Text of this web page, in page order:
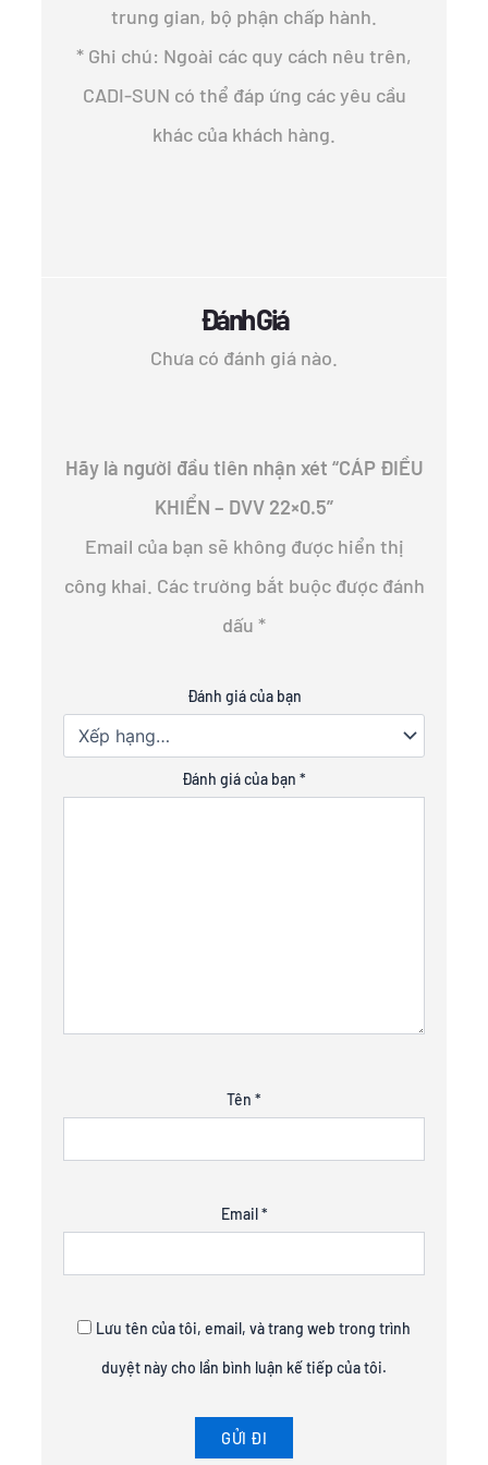
trung gian, bộ phận chấp hành.
* Ghi chú: Ngoài các quy cách nêu trên,
CADI-SUN có thể đáp ứng các yêu cầu
khác của khách hàng.
Đánh Giá
Chưa có đánh giá nào.
Hãy là người đầu tiên nhận xét “CÁP ĐIỀU
KHIỂN – DVV 22×0.5”
Email của bạn sẽ không được hiển thị
công khai. Các trường bắt buộc được đánh
dấu *
Đánh giá của bạn
Đánh giá của bạn *
Tên *
Email*
Lưu tên của tôi, email, và trang web trong trình
duyệt này cho lần bình luận kế tiếp của tôi.